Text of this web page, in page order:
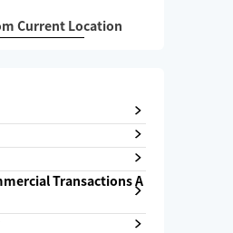
Current Location
Transactions A